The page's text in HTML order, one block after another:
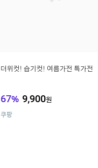
더위컷! 습기컷! 여름가전 특가전
67% 9,900원
쿠팡